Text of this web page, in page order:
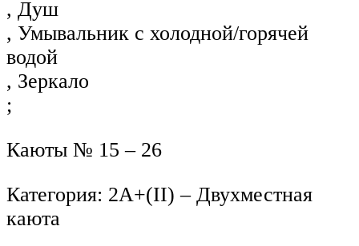
, Душ
, Умывальник с холодной/горячей
водой
, Зеркало
;
Каюты № 15 – 26
Категория: 2А+(II) – Двухместная
каюта